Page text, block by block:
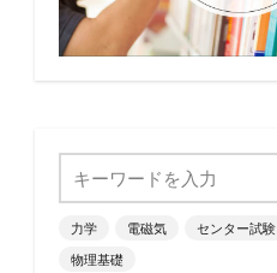
力学 電磁気 センター試験
物理基礎